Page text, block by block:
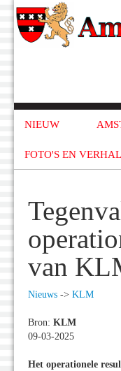
NIEUW
FOTO'S EN
van
Nieuws -> KLM
Bron: KLM
09-03-2025
Het operationele